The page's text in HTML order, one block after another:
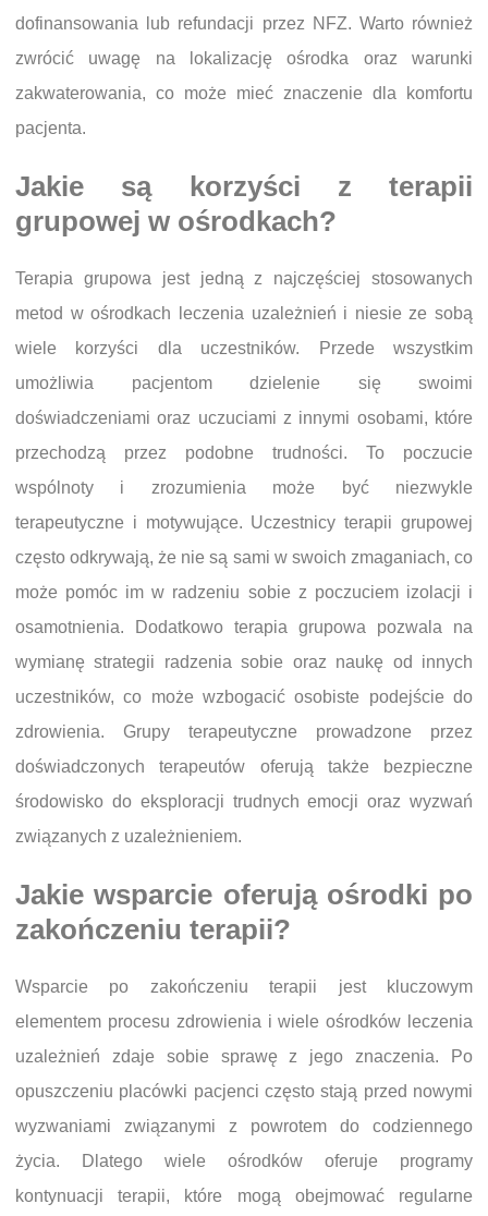
dofinansowania lub refundacji przez NFZ. Warto również
zwrócić uwagę na lokalizację ośrodka oraz warunki
zakwaterowania, co może mieć znaczenie dla komfortu
pacjenta.
Jakie są korzyści z terapii
grupowej w ośrodkach?
Terapia grupowa jest jedną z najczęściej stosowanych
metod w ośrodkach leczenia uzależnień i niesie ze sobą
wiele korzyści dla uczestników. Przede wszystkim
umożliwia pacjentom dzielenie się swoimi
doświadczeniami oraz uczuciami z innymi osobami, które
przechodzą przez podobne trudności. To poczucie
wspólnoty i zrozumienia może być niezwykle
terapeutyczne i motywujące. Uczestnicy terapii grupowej
często odkrywają, że nie są sami w swoich zmaganiach, co
może pomóc im w radzeniu sobie z poczuciem izolacji i
osamotnienia. Dodatkowo terapia grupowa pozwala na
wymianę strategii radzenia sobie oraz naukę od innych
uczestników, co może wzbogacić osobiste podejście do
zdrowienia. Grupy terapeutyczne prowadzone przez
doświadczonych terapeutów oferują także bezpieczne
środowisko do eksploracji trudnych emocji oraz wyzwań
związanych z uzależnieniem.
Jakie wsparcie oferują ośrodki po
zakończeniu terapii?
Wsparcie po zakończeniu terapii jest kluczowym
elementem procesu zdrowienia i wiele ośrodków leczenia
uzależnień zdaje sobie sprawę z jego znaczenia. Po
opuszczeniu placówki pacjenci często stają przed nowymi
wyzwaniami związanymi z powrotem do codziennego
życia. Dlatego wiele ośrodków oferuje programy
kontynuacji terapii, które mogą obejmować regularne